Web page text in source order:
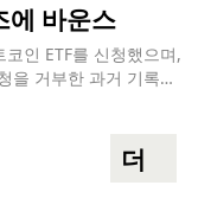
바운스
인 ​​ETF를 신청했으며,
을 거부한 과거 기록에
더